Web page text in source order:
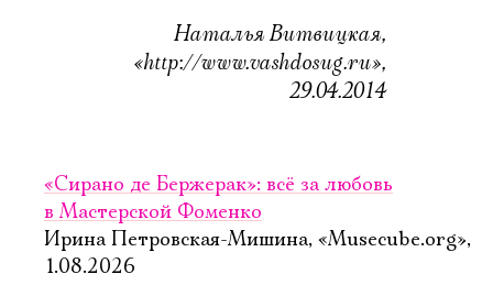
Наталья Витвицкая,
«http://www.vashdosug.ru»,
29.04.2014
«Сирано де Бержерак»: всё за любовь
в Мастерской Фоменко
Ирина Петровская-Мишина, «Musecube.org»,
1.08.2026